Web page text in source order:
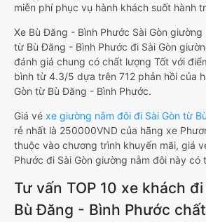
miễn phí phục vụ hành khách suốt hành
Xe Bù Đăng - Bình Phước Sài Gòn
từ Bù Đăng - Bình Phước đi Sài Gòn
đánh giá chung có chất lượng Tốt với
bình từ 4.3/5 dựa trên 712 phản hồi của
Gòn từ Bù Đăng - Bình Phước.
Giá vé xe giường nằm đôi đi Sài Gòn từ
rẻ nhất là 250000VND của hãng xe
thuộc vào chương trình khuyến mãi, giá
Phước đi Sài Gòn giường nằm đôi này có
Tư vấn TOP 10 xe khách
Bù Đăng - Bình Phước